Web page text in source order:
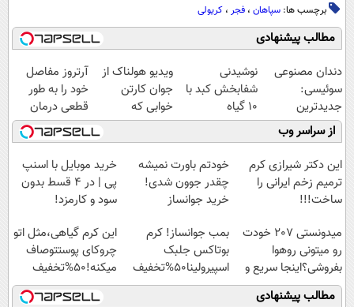
برچسب ها: سپاهان ، فجر ، کریولی
مطالب پیشنهادی
دندان مصنوعی
سوئیسی:
جدیدترین
فناوری اروپا،
سبک و مقاوم |
پرداخت قسطی
نوشیدنی
شفابخش کبد با
10 گیاه
موثر(تخفیف تا
امشب)
ویدیو هولناک از
جوان کارتن
خوابی که
میلیاردر شد.
آموزش رایگان
آرتروز مفاصل
خود را به طور
قطعی درمان
کنید!
◗پرسش‌نامه◖
از سراسر وب
این دکتر شیرازی کرم
ترمیم زخم ایرانی را
ساخت!!!
خودتم باورت نمیشه
چقدر جوون شدی!
خرید جوانساز
ویژه
خرید موبایل با اسنپ
پی | در ۴ قسط بدون
سود و کارمزد!
میدونستی 207 خودت
رو میتونی روهوا
بفروشی؟اینجا سریع و
راحت بفروش
بمب جوانساز! کرم
بوتاکس جلبک
اسپیرولینا50%تخفیف
این کرم گیاهی،مثل اتو
چروکای پوستتوصاف
میکنه!50%تخفیف
مطالب پیشنهادی